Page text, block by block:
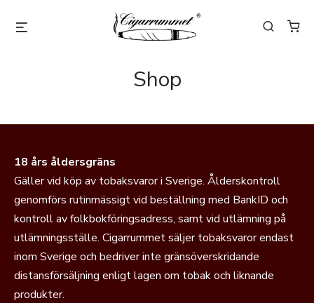
Shop
18 års åldersgräns
Gäller vid köp av tobaksvaror i Sverige. Ålderskontroll
genomförs rutinmässigt vid beställning med BankID och
kontroll av folkbokföringsadress, samt vid utlämning på
utlämningsställe. Cigarrummet säljer tobaksvaror endast
inom Sverige och bedriver inte gränsöverskridande
distansförsäljning enligt lagen om tobak och liknande
produkter.